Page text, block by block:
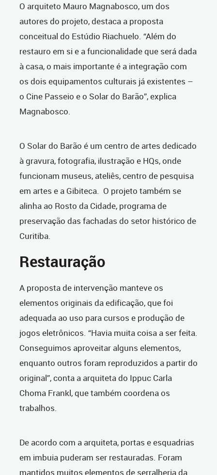
O arquiteto Mauro Magnabosco, um dos
autores do projeto, destaca a proposta
conceitual do Estúdio Riachuelo. “Além do
restauro em si e a funcionalidade que será dada
à casa, o mais importante é a integração com
os dois equipamentos culturais já existentes –
o Cine Passeio e o Solar do Barão”, explica
Magnabosco.
O Solar do Barão é um centro de artes dedicado
à gravura, fotografia, ilustração e HQs, onde
funcionam museus, ateliês, centro de pesquisa
em artes e a Gibiteca. O projeto também se
alinha ao Rosto da Cidade, programa de
preservação das fachadas do setor histórico de
Curitiba.
Restauração
A proposta de intervenção manteve os
elementos originais da edificação, que foi
adequada ao uso para cursos e produção de
jogos eletrônicos. “Havia muita coisa a ser feita.
Conseguimos aproveitar alguns elementos,
enquanto outros foram reproduzidos a partir do
original”, conta a arquiteta do Ippuc Carla
Choma Frankl, que também coordena os
trabalhos.
De acordo com a arquiteta, portas e esquadrias
em imbuia puderam ser restauradas. Foram
mantidos muitos elementos de serralheria da